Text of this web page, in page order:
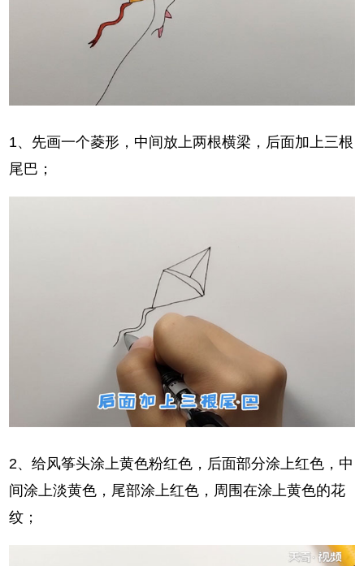
1、先画一个菱形，中间放上两根横梁，后面加上三根
尾巴；
2、给风筝头涂上黄色粉红色，后面部分涂上红色，中
间涂上淡黄色，尾部涂上红色，周围在涂上黄色的花
纹；